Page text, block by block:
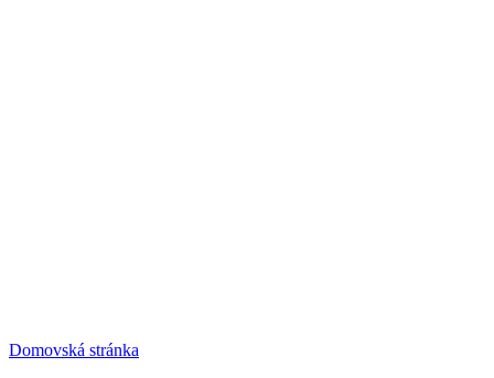
Domovská stránka